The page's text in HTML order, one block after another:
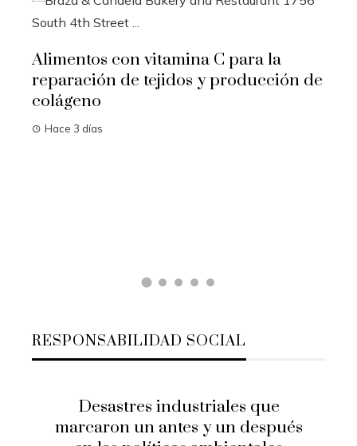
Alimentos con vitamina C para la
reparación de tejidos y producción de
colágeno
Hace 3 días
RESPONSABILIDAD SOCIAL
Desastres industriales que
marcaron un antes y un después